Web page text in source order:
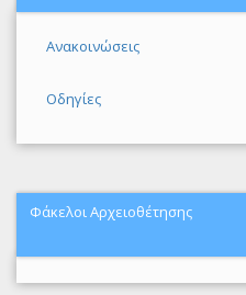
Ανακοινώσεις
Οδηγίες
Φάκελοι Αρχειοθέτησης